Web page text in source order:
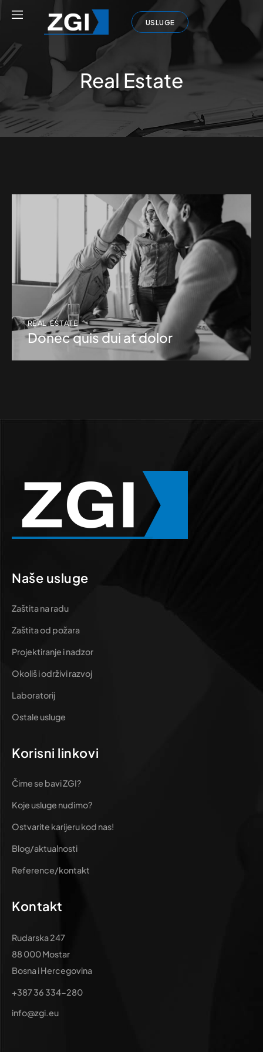
USLUGE
Real Estate
REAL ESTATE
Donec quis dui at dolor
Naše usluge
Zaštita na radu
Zaštita od požara
Projektiranje i nadzor
Okoliš i održivi razvoj
Laboratorij
Ostale usluge
Korisni linkovi
Čime se bavi ZGI?
Koje usluge nudimo?
Ostvarite karijeru kod nas!
Blog/aktualnosti
Reference/kontakt
Kontakt
Rudarska 247
88 000 Mostar
Bosna i Hercegovina
+387 36 334-280
info@zgi.eu